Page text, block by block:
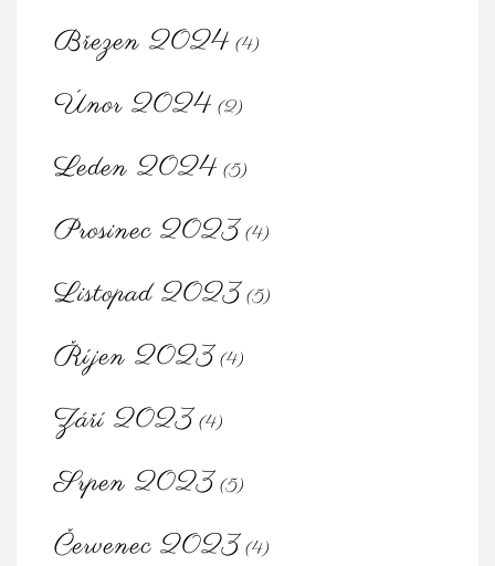
Březen 2024 (4)
Únor 2024 (2)
Leden 2024 (5)
Prosinec 2023 (4)
Listopad 2023 (5)
Říjen 2023 (4)
Září 2023 (4)
Srpen 2023 (5)
Červenec 2023 (4)